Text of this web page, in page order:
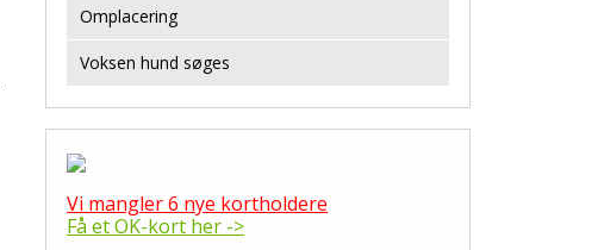
Omplacering
Voksen hund søges
Vi mangler 6 nye kortholdere
Få et OK-kort her ->